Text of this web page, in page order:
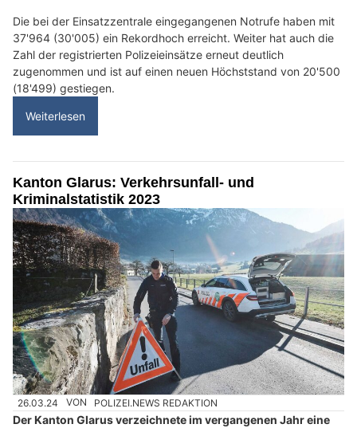
Die bei der Einsatzzentrale eingegangenen Notrufe haben mit
37'964 (30'005) ein Rekordhoch erreicht. Weiter hat auch die
Zahl der registrierten Polizeieinsätze erneut deutlich
zugenommen und ist auf einen neuen Höchststand von 20'500
(18'499) gestiegen.
Weiterlesen
Kanton Glarus: Verkehrsunfall- und
Kriminalstatistik 2023
26.03.24 VON POLIZEI.NEWS REDAKTION
Der Kanton Glarus verzeichnete im vergangenen Jahr eine